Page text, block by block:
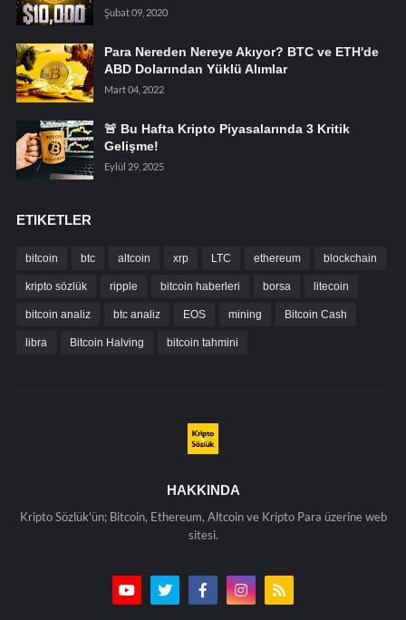
Şubat 09, 2020
Para Nereden Nereye Akıyor? BTC ve ETH'de
ABD Dolarından Yüklü Alımlar
Mart 04, 2022
🚨 Bu Hafta Kripto Piyasalarında 3 Kritik
Gelişme!
Eylül 29, 2025
ETIKETLER
bitcoin btc altcoin xrp LTC ethereum blockchain
kripto sözlük ripple bitcoin haberleri borsa litecoin
bitcoin analiz btc analiz EOS mining Bitcoin Cash
libra Bitcoin Halving bitcoin tahmini
HAKKINDA
Kripto Sözlük'ün; Bitcoin, Ethereum, Altcoin ve Kripto Para üzerine web
sitesi.